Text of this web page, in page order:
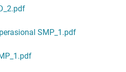
SMP_1.pdf